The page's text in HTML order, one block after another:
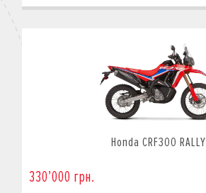
Honda CRF300 RALLY
330’000 грн.